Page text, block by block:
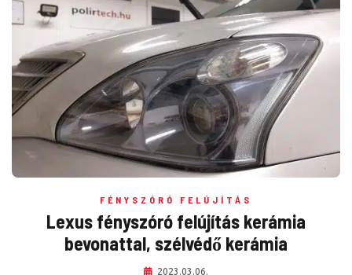
FÉNYSZÓRÓ FELÚJÍTÁS
Lexus fényszóró felújítás kerámia
bevonattal, szélvédő kerámia
2023.03.06.